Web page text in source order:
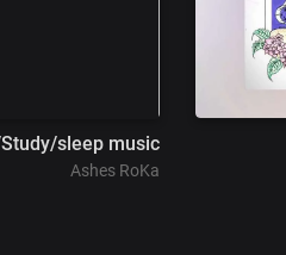
Ashes RoKa